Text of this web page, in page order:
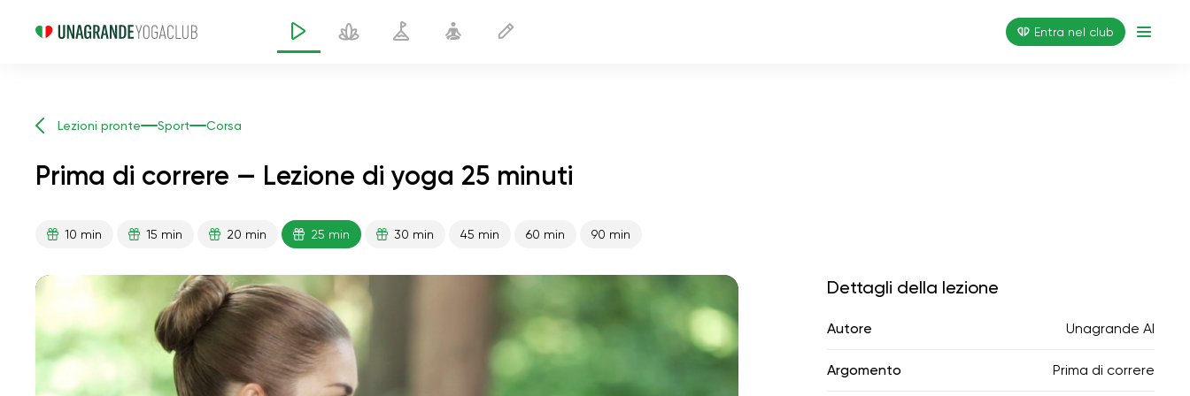
Entra nel club
Lezioni pronte Sport Corsa
Prima di correre — Lezione di yoga 25 minuti
10 min 15 min 20 min 25 min 30 min 45 min 60 min 90 min
Dettagli della lezione
Autore Unagrande AI
Argomento Prima di correre